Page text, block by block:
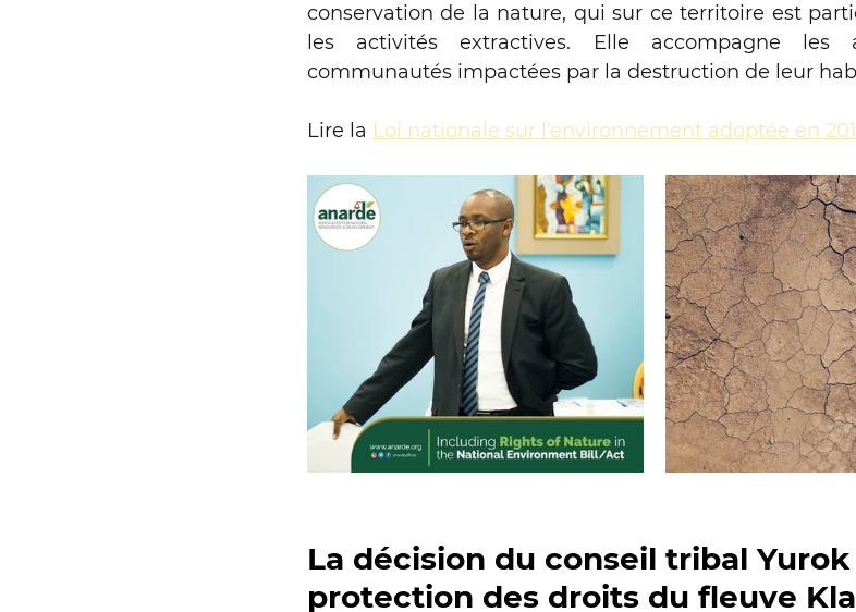
conservation de la nature, qui sur ce territoire est
les activités extractives. Elle accompagne
communautés impactées par la destruction de leur
Lire la Loi nationale sur l’environnement adoptée en
La décision du conseil tribal
protection des droits du fleuve